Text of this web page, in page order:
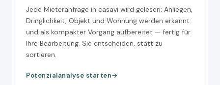
Jede Mieteranfrage in casavi wird gelesen: Anliegen,
Dringlichkeit, Objekt und Wohnung werden erkannt
und als kompakter Vorgang aufbereitet — fertig für
Ihre Bearbeitung. Sie entscheiden, statt zu
sortieren.
Potenzialanalyse starten